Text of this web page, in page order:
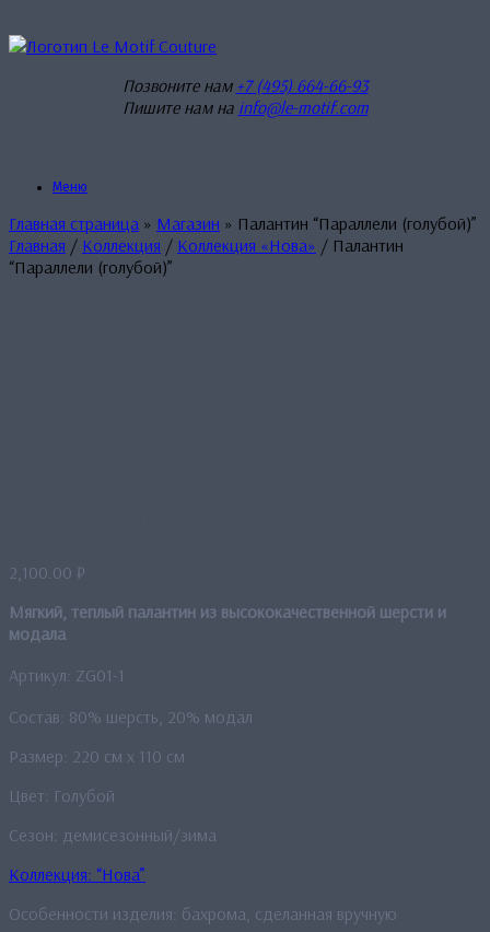
к
Позвоните нам +7 (495) 664-66-93
Пишите нам на info@le-motif.com
Меню
Главная страница » Магазин » Палантин “Параллели (голубой)”
Главная / Коллекция / Коллекция «Нова» / Палантин
“Параллели (голубой)”
2,100.00 ₽
Мягкий, теплый палантин из высококачественной шерсти и
модала
Артикул: ZG01-1
Состав: 80% шерсть, 20% модал
Размер: 220 см x 110 см
Цвет: Голубой
Сезон: демисезонный/зима
Коллекция: “Нова”
Особенности изделия: бахрома, сделанная вручную